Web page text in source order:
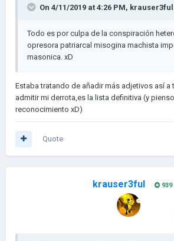
On 4/11/2019 at 4:26 PM, krauser3ful
Todo es por culpa de la conspiración
opresora patriarcal misogina machista
masonica. xD
Estaba tratando de añadir más adjetivos así a
admitir mi derrota,es la lista definitiva (y
reconocimiento xD)
Quote
krauser3ful 939